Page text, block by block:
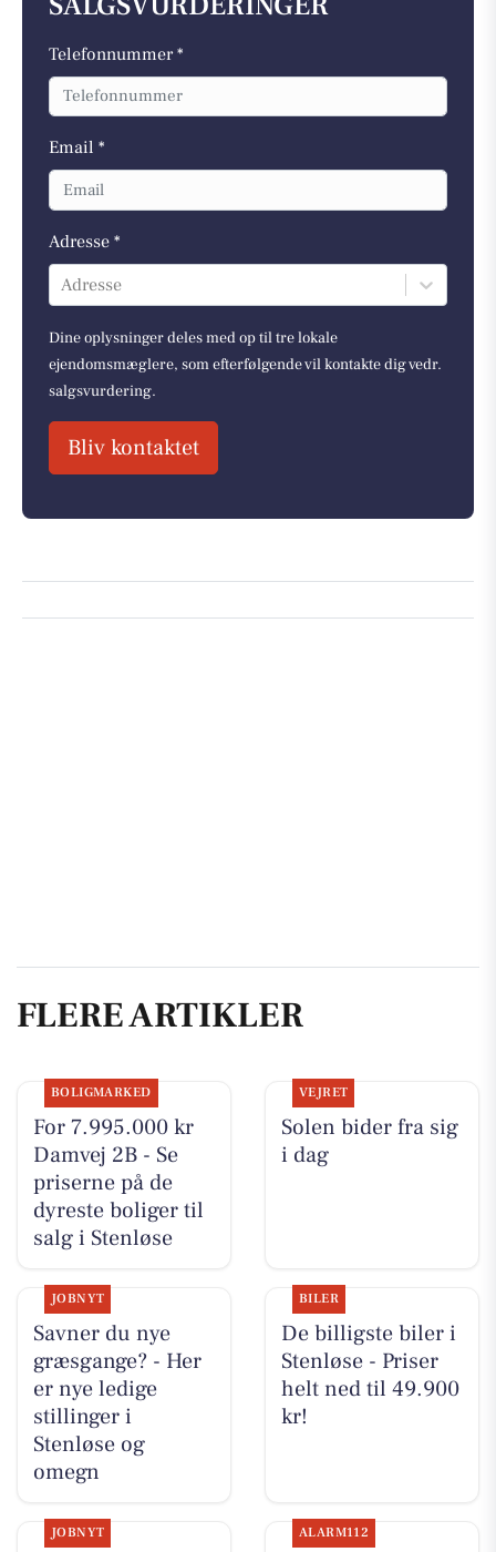
Telefonnummer *
Email *
Adresse *
Adresse
Dine oplysninger deles med op til tre lokale
ejendomsmæglere, som efterfølgende vil kontakte dig vedr.
salgsvurdering.
Bliv kontaktet
FLERE ARTIKLER
BOLIGMARKED
For 7.995.000 kr
Damvej 2B - Se
priserne på de
dyreste boliger til
salg i Stenløse
VEJRET
Solen bider fra sig
i dag
JOBNYT
Savner du nye
græsgange? - Her
er nye ledige
stillinger i
Stenløse og
omegn
BILER
De billigste biler i
Stenløse - Priser
helt ned til 49.900
kr!
JOBNYT ALARM112